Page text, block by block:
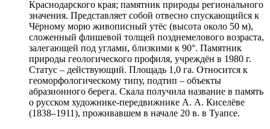
Краснодарского края; памятник природы регионального
значения. Представляет собой отвесно спускающийся к
Чёрному морю живописный утёс (высота около 50 м),
сложенный флишевой толщей позднемелового возраста,
залегающей под углами, близкими к 90°. Памятник
природы геологического профиля, учреждён в 1980 г.
Статус – действующий. Площадь 1,0 га. Относится к
геоморфологическому типу, подтип – объекты
абразионного берега. Скала получила название в память
о русском художнике-передвижнике А. А. Киселёве
(1838–1911), проживавшем в начале 20 в. в Туапсе.